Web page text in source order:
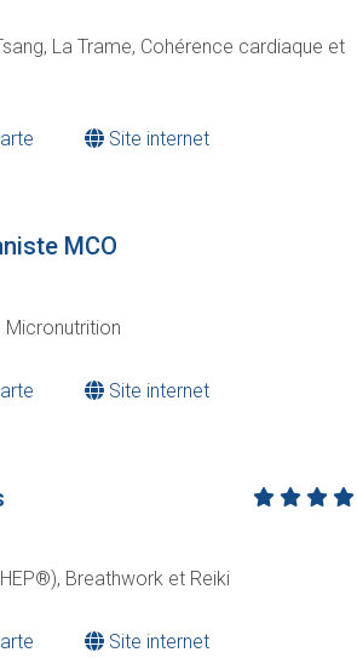
La Trame, Cohérence cardiaque et
Site internet
MCO
Micronutrition
Site internet
Breathwork et Reiki
Site internet